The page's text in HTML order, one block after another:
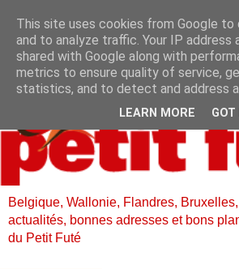
Belgique, Wallonie, Flandres,
actualités, bonnes adresses et bons
du Petit Futé
This site uses cookies from Google to
and to analyze traffic. Your IP address
shared with Google along with
metrics to ensure quality of service,
statistics, and to detect and address
LEARN MORE GOT